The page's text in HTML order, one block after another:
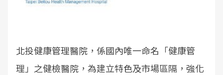
北投健康管理醫院，係國內唯一命名「健康管
理」之健檢醫院，為建立特色及市場區隔，強化